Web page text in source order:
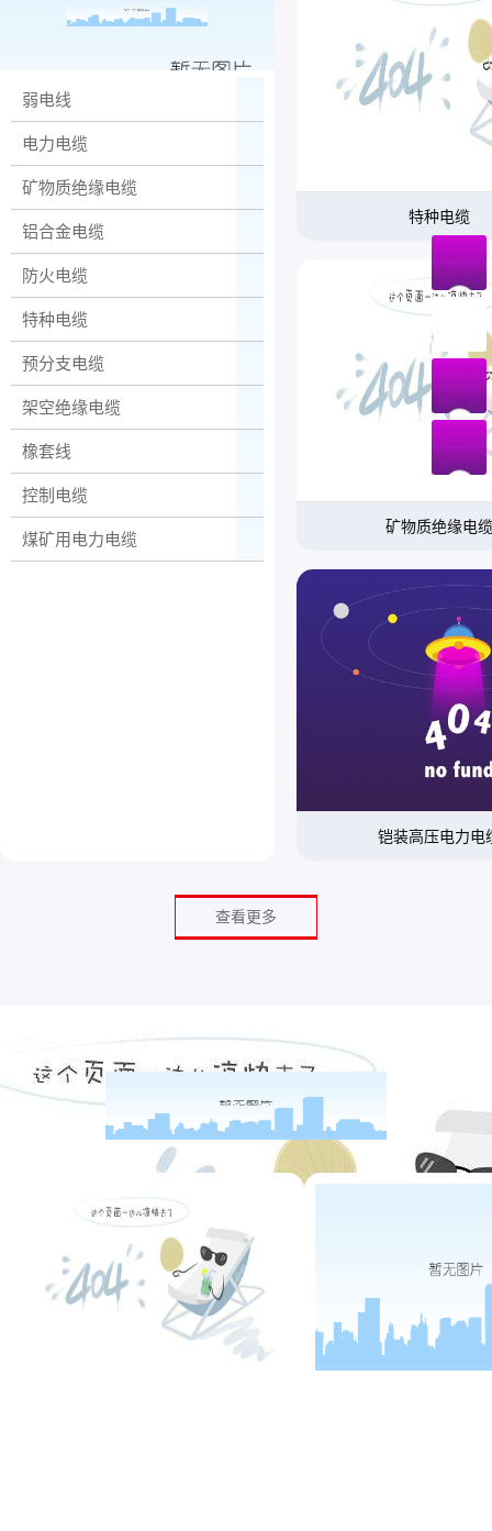
弱电线
电力电缆
矿物质绝缘电缆
铝合金电缆
防火电缆
特种电缆
预分支电缆
架空绝缘电缆
橡套线
控制电缆
煤矿用电力电缆
特种电缆
矿物质绝缘电缆
铠装高压电力电
查看更多